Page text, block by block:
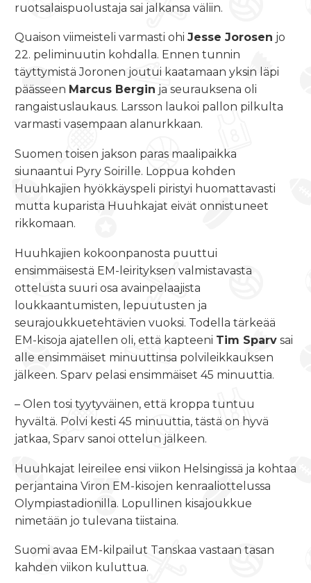
ruotsalaispuolustaja sai jalkansa väliin.
Quaison viimeisteli varmasti ohi Jesse Jorosen jo
22. peliminuutin kohdalla. Ennen tunnin
täyttymistä Joronen joutui kaatamaan yksin läpi
päässeen Marcus Bergin ja seurauksena oli
rangaistuslaukaus. Larsson laukoi pallon pilkulta
varmasti vasempaan alanurkkaan.
Suomen toisen jakson paras maalipaikka
siunaantui Pyry Soirille. Loppua kohden
Huuhkajien hyökkäyspeli piristyi huomattavasti
mutta kuparista Huuhkajat eivät onnistuneet
rikkomaan.
Huuhkajien kokoonpanosta puuttui
ensimmäisestä EM-leirityksen valmistavasta
ottelusta suuri osa avainpelaajista
loukkaantumisten, lepuutusten ja
seurajoukkuetehtävien vuoksi. Todella tärkeää
EM-kisoja ajatellen oli, että kapteeni Tim Sparv sai
alle ensimmäiset minuuttinsa polvileikkauksen
jälkeen. Sparv pelasi ensimmäiset 45 minuuttia.
– Olen tosi tyytyväinen, että kroppa tuntuu
hyvältä. Polvi kesti 45 minuuttia, tästä on hyvä
jatkaa, Sparv sanoi ottelun jälkeen.
Huuhkajat leireilee ensi viikon Helsingissä ja kohtaa
perjantaina Viron EM-kisojen kenraaliottelussa
Olympiastadionilla. Lopullinen kisajoukkue
nimetään jo tulevana tiistaina.
Suomi avaa EM-kilpailut Tanskaa vastaan tasan
kahden viikon kuluttua.